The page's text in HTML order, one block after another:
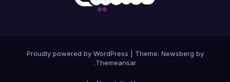
Proudly powered by WordPress Theme: Newsberg by
Themeansar
.